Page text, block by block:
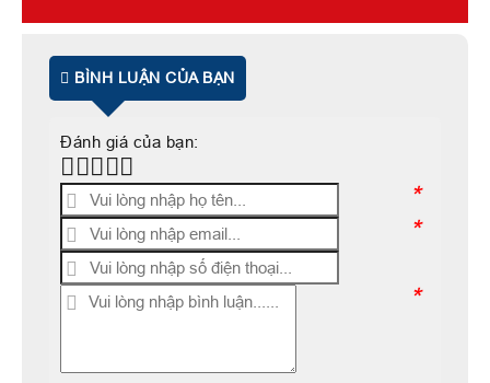
BÌNH LUẬN CỦA BẠN
Đánh giá của bạn:
*
*
*